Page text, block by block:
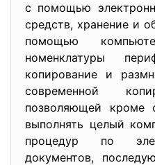
с помощью
средств, хранение и
помощью
номенклатуры
копирование и
современной
позволяющей кроме
выполнять целый
процедур по
документов,